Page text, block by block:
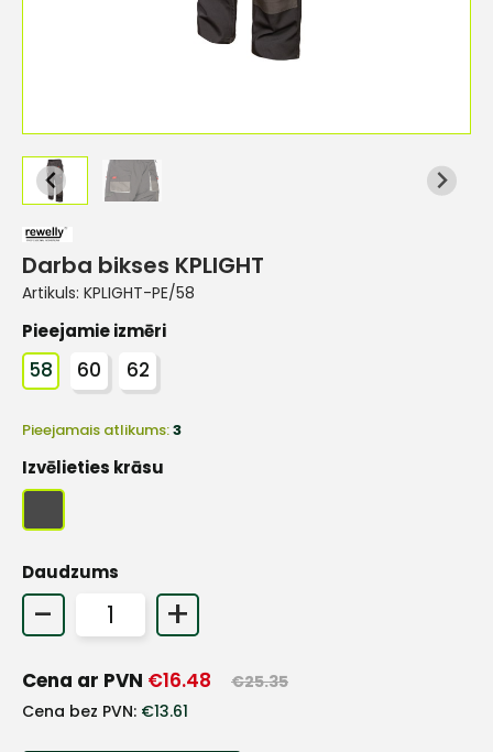
Darba bikses KPLIGHT
Artikuls: KPLIGHT-PE/58
Pieejamie izmēri
58 60 62
Pieejamais atlikums:3
Izvēlieties krāsu
Daudzums
- +
Cena ar PVN €16.48 €25.35
Cena bez PVN: €13.61
Sazinies
+